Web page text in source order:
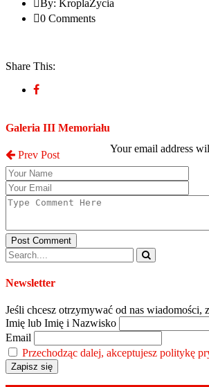
By: KroplaZycia
0 Comments
Share This:
Galeria III Memoriału
Prev Post
Your email address
Post Comment
Newsletter
Jeśli chcesz otrzymywać od nas wiadomości,
Imię lub Imię i Nazwisko
Email
Przechodząc dalej, akceptujesz politykę